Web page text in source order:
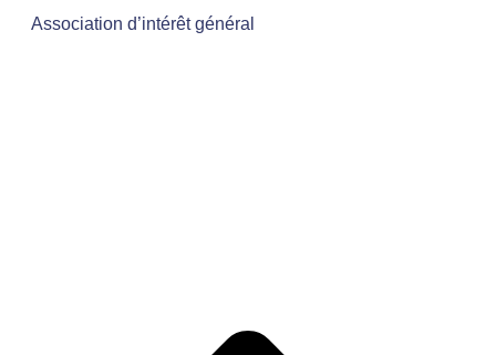
Association d’intérêt général